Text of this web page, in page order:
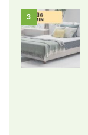
3